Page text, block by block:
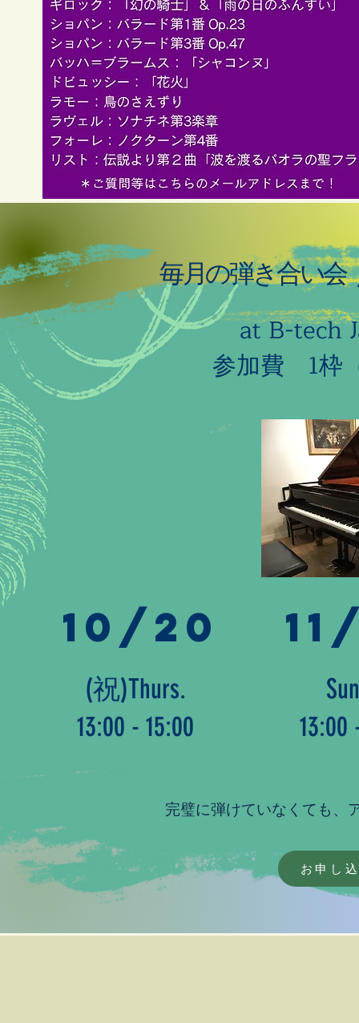
毎月の弾き合
at B-tech
参加費 1枠
10/20
(祝)Thurs.
13:00 - 15:00
13:00
完璧に弾けていなくても、
お申し